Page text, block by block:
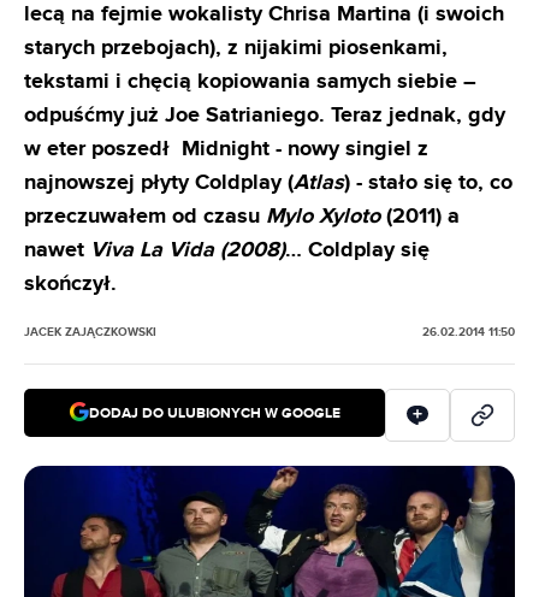
lecą na fejmie wokalisty Chrisa Martina (i swoich
starych przebojach), z nijakimi piosenkami,
tekstami i chęcią kopiowania samych siebie –
odpuśćmy już Joe Satrianiego. Teraz jednak, gdy
w eter poszedł Midnight - nowy singiel z
najnowszej płyty Coldplay (Atlas) - stało się to, co
przeczuwałem od czasu Mylo Xyloto(2011) a
nawet Viva La Vida (2008)… Coldplay się
skończył.
JACEK ZAJĄCZKOWSKI 26.02.2014 11:50
DODAJ DO ULUBIONYCH W GOOGLE